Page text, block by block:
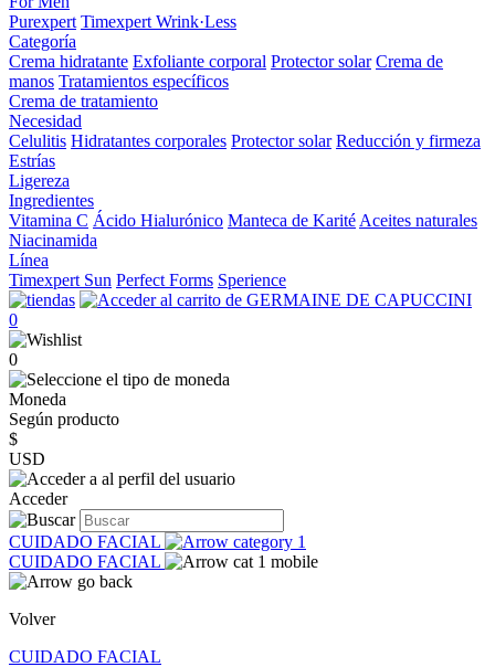
Purexpert Timexpert Wrink·Less
Categoría
Crema hidratante Exfoliante corporal Protector solar Crema de
manos Tratamientos específicos
Crema de tratamiento
Necesidad
Celulitis Hidratantes corporales Protector solar Reducción y firmeza
Estrías
Ligereza
Ingredientes
Vitamina C Ácido Hialurónico Manteca de Karité Aceites naturales
Niacinamida
Línea
Timexpert Sun Perfect Forms Sperience
0
0
Moneda
Según producto
$
USD
Acceder
CUIDADO FACIAL
CUIDADO FACIAL
Volver
CUIDADO FACIAL